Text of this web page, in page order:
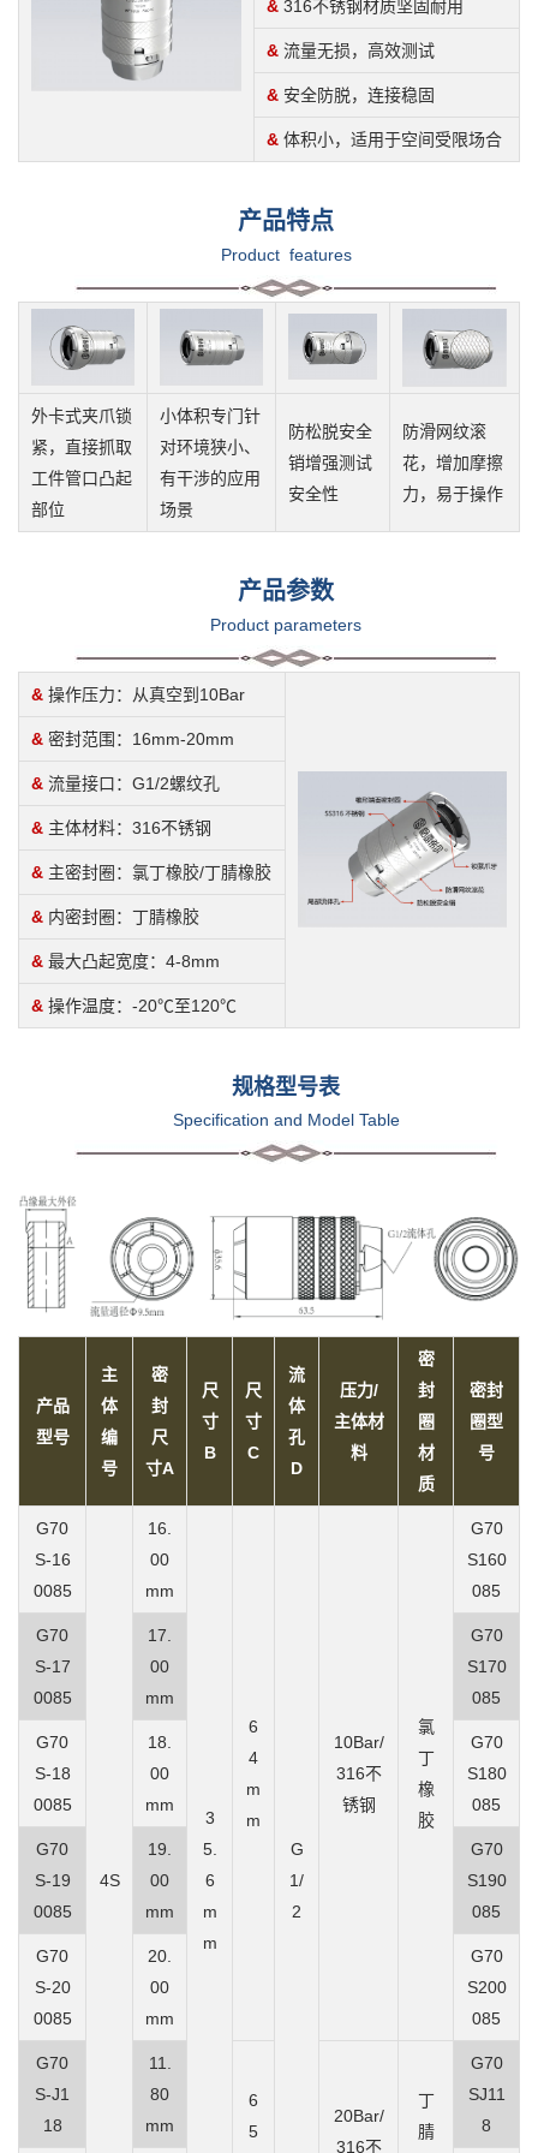
& 316不锈钢材质坚固耐用
& 流量无损，高效测试
& 安全防脱，连接稳固
& 体积小，适用于空间受限场合
产品特点
Product features
外卡式夹爪锁
紧，直接抓取
工件管口凸起
部位
小体积专门针
对环境狭小、
有干涉的应用
场景
防松脱安全
销增强测试
安全性
防滑网纹滚
花，增加摩擦
力，易于操作
产品参数
Product parameters
& 操作压力：从真空到10Bar
& 密封范围：16mm-20mm
& 流量接口：G1/2螺纹孔
& 主体材料：316不锈钢
& 主密封圈：氯丁橡胶/丁腈橡胶
& 内密封圈：丁腈橡胶
& 最大凸起宽度：4-8mm
& 操作温度：-20℃至120℃
规格型号表
Specification and Model Table
产品
型号
主
体
编
号
密
封
尺
寸A
尺
寸
B
尺
寸
C
流
体
孔
D
压力/
主体材
料
密
封
圈
材
质
密封
圈型
号
G70
S-16
0085
4S
16.
00
mm
3
5.
6
m
m
6
4
m
m
G
1/
2
10Bar/
316不
锈钢
氯
丁
橡
胶
G70
S160
085
G70
S-17
0085
17.
00
mm
G70
S170
085
G70
S-18
0085
18.
00
mm
G70
S180
085
G70
S-19
0085
19.
00
mm
G70
S190
085
G70
S-20
0085
20.
00
mm
G70
S200
085
G70
S-J1
18
11.
80
mm
6
5
20Bar/
316不
丁
腈
G70
SJ11
8